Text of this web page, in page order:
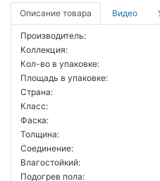
Описание товара Видео
Производитель:
Коллекция:
Кол-во в упаковке:
Площадь в упаковке:
Страна:
Класс:
Фаска:
Толщина:
Соединение:
Влагостойкий:
Подогрев пола: